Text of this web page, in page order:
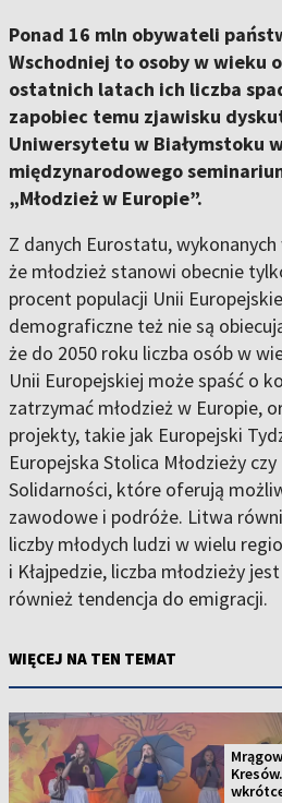
Ponad 16 mln obywateli
Wschodniej to osoby w wieku
ostatnich latach ich liczba
zapobiec temu zjawisku
Uniwersytetu w Białymstoku
międzynarodowego
„Młodzież w Europie”.
Z danych Eurostatu,
że młodzież stanowi obecnie
procent populacji Unii
demograficzne też nie są
że do 2050 roku liczba osób w
Unii Europejskiej może spaść o
zatrzymać młodzież w Europie,
projekty, takie jak Europejski
Europejska Stolica Młodzieży
Solidarności, które oferują
zawodowe i podróże. Litwa
liczby młodych ludzi w wielu
i Kłajpedzie, liczba młodzieży
również tendencja do emigracji.
WIĘCEJ NA TEN TEMAT